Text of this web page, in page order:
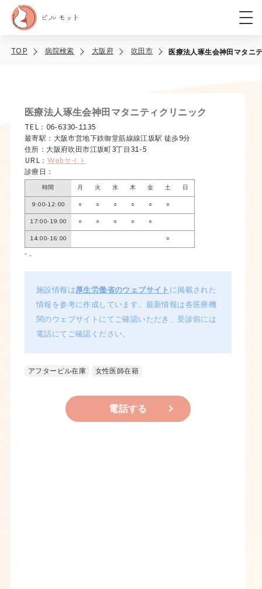
TOP 病院検索 大阪府 吹田市 医療法人琢生会神田マタニ
医療法人琢生会神田マタニティクリニック
TEL：06-6330-1135
最寄駅：大阪市営地下鉄御堂筋線線江坂駅 徒歩9分
住所：大阪府吹田市江坂町3丁目31-5
URL： Webサイト
診療日：
時間 月 火 水 木 金 土 日
9:00-12:00 ○ ○ ○ ○ ○ ○
17:00-19:00 ○ ○ ○ ○ ○
14:00-16:00 ○
* -
施設情報は厚生労働省のウェブサイト に掲載された
情報を参考に作成しています。最新情報は各医療機
関のウェブサイトにてご確認いただき、受診前には
電話にてご確認ください。
アフターピル在庫 女性医師在籍
電話する